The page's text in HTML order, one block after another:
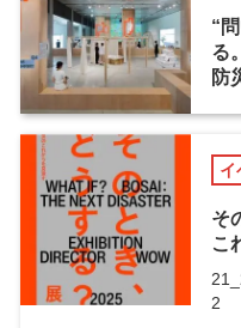
“
る
防
イ
そ
こ
2